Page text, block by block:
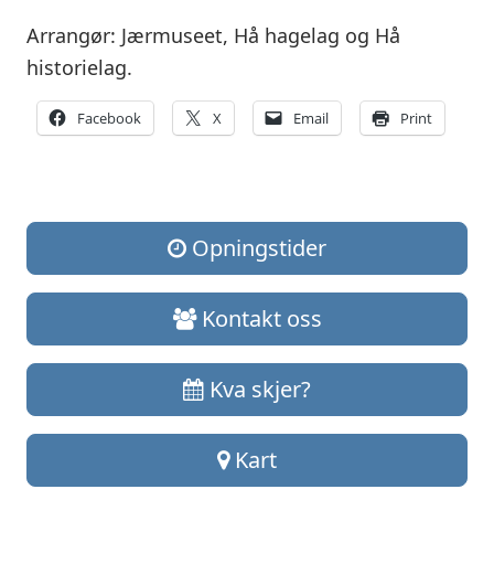
Arrangør: Jærmuseet, Hå hagelag og Hå
historielag.
Facebook X Email Print
Opningstider
Kontakt oss
Kva skjer?
Kart